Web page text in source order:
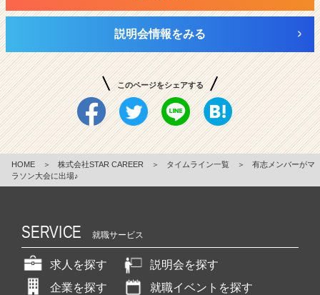
説明会情報をみる
このページをシェアする
HOME ＞ 株式会社STAR CAREER ＞ タイムライン一覧 ＞
有志メンバーがマ
ラソン大会に出場♪
SERVICE 就職サービス
求人を探す
説明会を探す
企業を探す
就職イベントを探す